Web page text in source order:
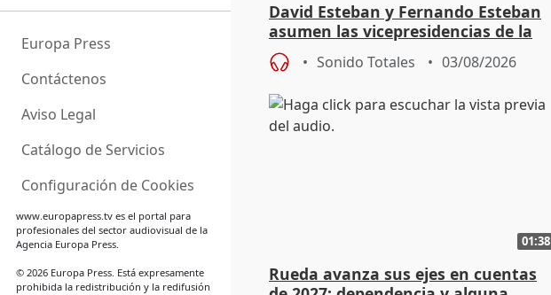
Europa Press
Contáctenos
Aviso Legal
Catálogo de Servicios
Configuración de Cookies
www.europapress.tves el portal para
profesionales del sector audiovisual de la
Agencia Europa Press.
© 2026 Europa Press. Está expresamente
prohibida la redistribución y la redifusión
David Esteban y Fernando Esteban
asumen las vicepresidencias de la
Diputación de Valladolid
Sonido Totales 03/08/2026
01:38
Rueda avanza sus ejes en cuentas